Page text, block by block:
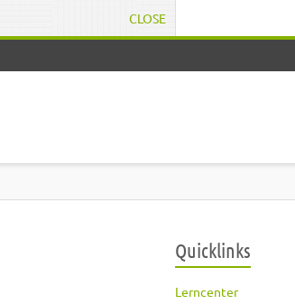
CLOSE
Quicklinks
Lerncenter